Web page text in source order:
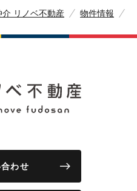
介 リノベ不動産 物件情報
わせ